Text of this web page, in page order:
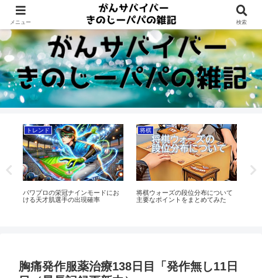
Dreams beyond 60s
トレンド
パワプロの栄冠ナインモードにお
ける天才肌選手の出現確率
将棋
将棋ウォーズの段位分布について
主要なポイントをまとめてみた
胸痛発作服薬治療138日目「発作無し11日
メニュー 検索